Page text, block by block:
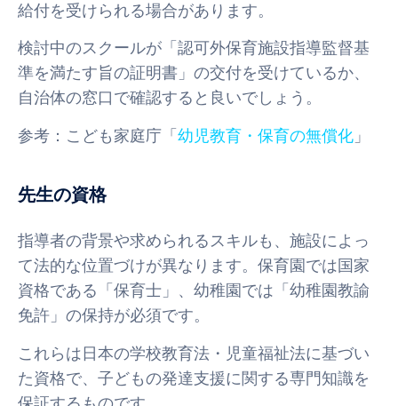
給付を受けられる場合があります。
検討中のスクールが「認可外保育施設指導監督基
準を満たす旨の証明書」の交付を受けているか、
自治体の窓口で確認すると良いでしょう。
参考：こども家庭庁「 幼児教育・保育の無償化 」
先生の資格
指導者の背景や求められるスキルも、施設によっ
て法的な位置づけが異なります。保育園では国家
資格である「保育士」、幼稚園では「幼稚園教諭
免許」の保持が必須です。
これらは日本の学校教育法・児童福祉法に基づい
た資格で、子どもの発達支援に関する専門知識を